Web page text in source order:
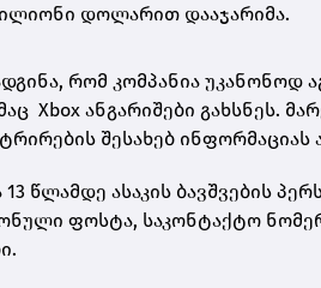
დოლარით დააჯარიმა.
რომ კომპანია უკანონოდ
Xbox ანგარიშები გახსნეს.
შესახებ
13 წლამდე ასაკის ბავშვების
ფოსტა, საკონტაქტო